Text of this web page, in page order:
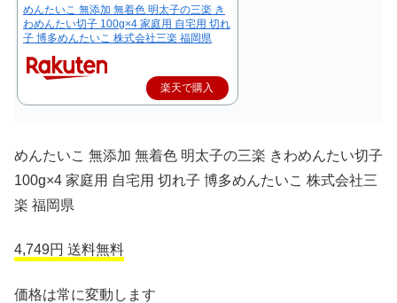
めんたいこ 無添加 無着色 明太子の三楽 き
わめんたい切子 100g×4 家庭用 自宅用 切れ
子 博多めんたいこ 株式会社三楽 福岡県
楽天で購入
めんたいこ 無添加 無着色 明太子の三楽 きわめんたい切子
100g×4 家庭用 自宅用 切れ子 博多めんたいこ 株式会社三
楽 福岡県
4,749円 送料無料
価格は常に変動します